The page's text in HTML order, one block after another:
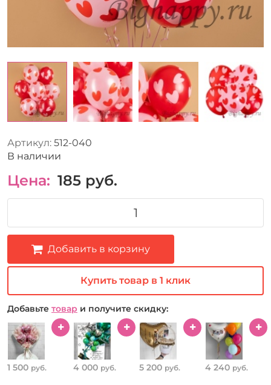
Артикул: 512-040
В наличии
Цена: 185 руб.
Добавить в корзину
Купить товар в 1 клик
Добавьте товар и получите скидку:
1 500 руб. 4 000 руб. 5 200 руб. 4 240 руб.